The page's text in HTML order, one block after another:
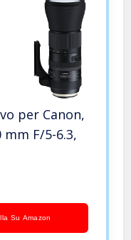
per Canon,
mm F/5-6.3,
Su Amazon